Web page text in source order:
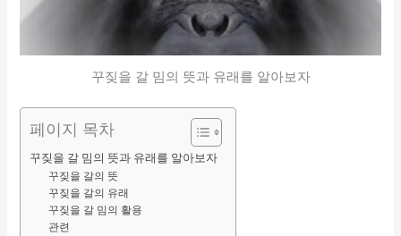
꾸짖을 갈 밈의 뜻과 유래를 알아보자
페이지 목차
꾸짖을 갈 밈의 뜻과 유래를 알아보자
꾸짖을 갈의 뜻
꾸짖을 갈의 유래
꾸짖을 갈 밈의 활용
관련